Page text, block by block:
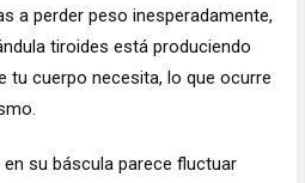
a perder peso inesperadamente,
tiroides está produciendo
tu cuerpo necesita, lo que ocurre
su báscula parece fluctuar